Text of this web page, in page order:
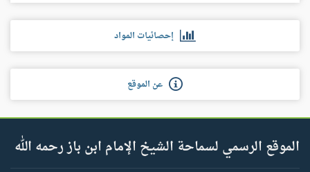
إحصائيات المواد
عن الموقع
الموقع الرسمي لسماحة الشيخ الإمام ابن باز رحمه الله